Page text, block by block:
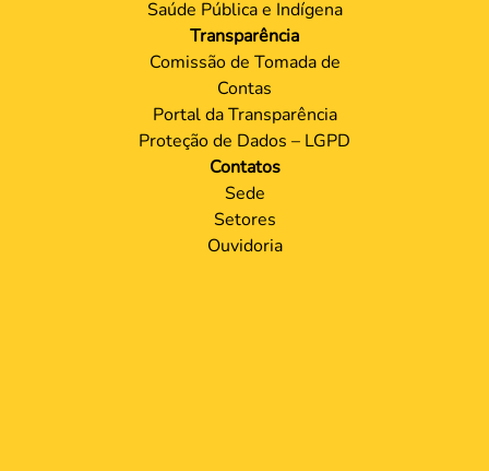
Saúde Pública e Indígena
Transparência
Comissão de Tomada de
Contas
Portal da Transparência
Proteção de Dados – LGPD
Contatos
Sede
Setores
Ouvidoria